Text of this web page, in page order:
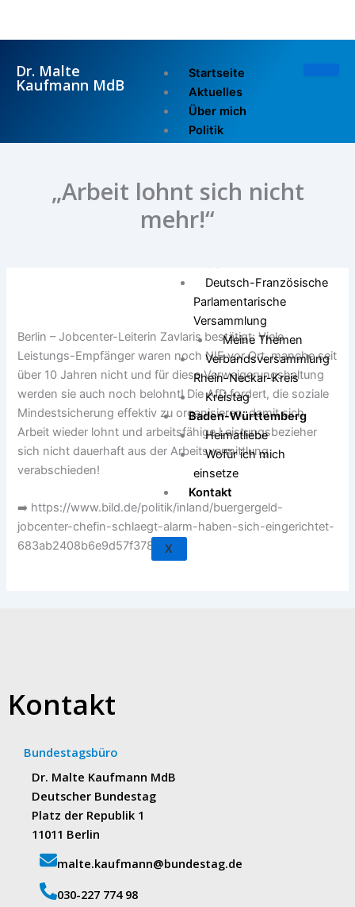
Dr. Malte
Kaufmann MdB
Startseite
Aktuelles
Über mich
Politik
Pressemitteilungen
Wirtschaft und Energie
Deutsch-Französische
Parlamentarische
Versammlung
Meine Themen
Verbandsversammlung
Rhein-Neckar-Kreis
Kreistag
Baden-Württemberg
Heimatliebe
Wofür ich mich
einsetze
Kontakt
X
„Arbeit lohnt sich nicht
mehr!“
Berlin – Jobcenter-Leiterin Zavlaris bestätigt: Viele
Leistungs-Empfänger waren noch NIE vor Ort, manche seit
über 10 Jahren nicht und für diese Verweigerungshaltung
werden sie auch noch belohnt! Die AfD fordert, die soziale
Mindestsicherung effektiv zu organisieren, damit sich
Arbeit wieder lohnt und arbeitsfähige Leistungsbezieher
sich nicht dauerhaft aus der Arbeitsvermittlung
verabschieden!
➡️ https://www.bild.de/politik/inland/buergergeld-
jobcenter-chefin-schlaegt-alarm-haben-sich-eingerichtet-
683ab2408b6e9d57f37858eb
Kontakt
Bundestagsbüro
Dr. Malte Kaufmann MdB
Deutscher Bundestag
Platz der Republik 1
11011 Berlin
malte.kaufmann@bundestag.de
‭030-227 774 98‬